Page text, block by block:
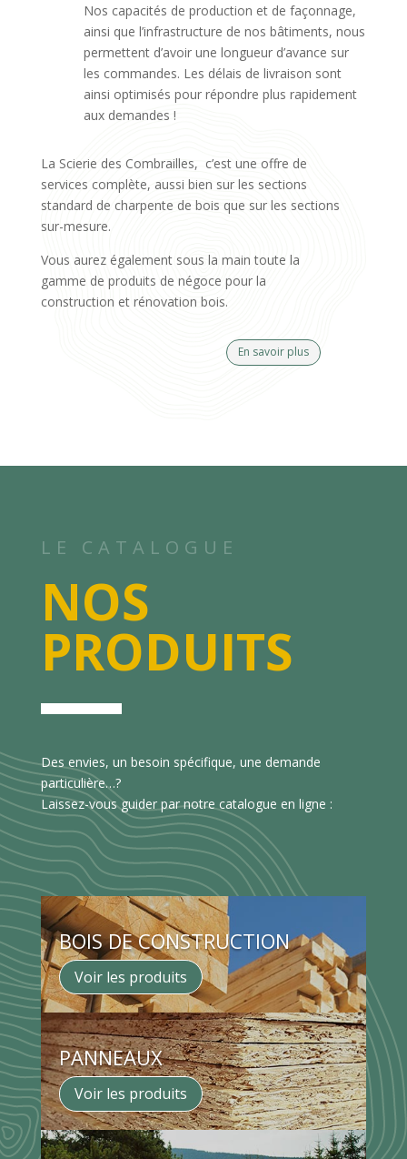
Nos capacités de production et de façonnage,
ainsi que l’infrastructure de nos bâtiments, nous
permettent d’avoir une longueur d’avance sur
les commandes. Les délais de livraison sont
ainsi optimisés pour répondre plus rapidement
aux demandes !
La Scierie des Combrailles, c’est une offre de
services complète, aussi bien sur les sections
standard de charpente de bois que sur les sections
sur-mesure.
Vous aurez également sous la main toute la
gamme de produits de négoce pour la
construction et rénovation bois.
En savoir plus
LE CATALOGUE
NOS
PRODUITS
Des envies, un besoin spécifique, une demande
particulière…?
Laissez-vous guider par notre catalogue en ligne :
BOIS DE CONSTRUCTION
Voir les produits
PANNEAUX
Voir les produits